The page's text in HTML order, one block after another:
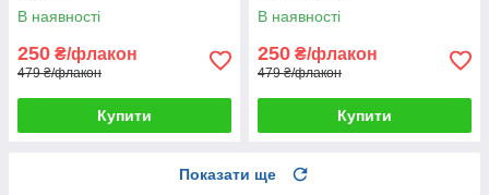
В наявності
250 ₴/флакон
479 ₴/флакон
Купити
В наявності
250 ₴/флакон
479 ₴/флакон
Купити
Показати ще